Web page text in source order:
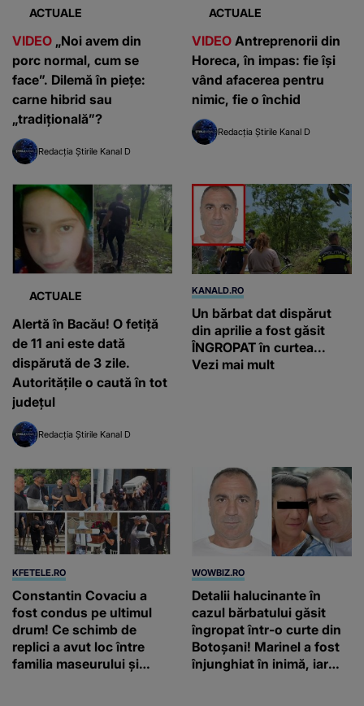
ACTUALE
VIDEO „Noi avem din
porc normal, cum se
face”. Dilemă în piețe:
carne hibrid sau
„tradițională”?
Redacția Știrile Kanal D
ACTUALE
VIDEO Antreprenorii din
Horeca, în impas: fie își
vând afacerea pentru
nimic, fie o închid
Redacția Știrile Kanal D
ACTUALE
Alertă în Bacău! O fetiță
de 11 ani este dată
dispărută de 3 zile.
Autoritățile o caută în tot
județul
Redacția Știrile Kanal D
KANALD.RO
Un bărbat dat dispărut
din aprilie a fost găsit
ÎNGROPAT în curtea...
Vezi mai mult
KFETELE.RO
Constantin Covaciu a
fost condus pe ultimul
drum! Ce schimb de
replici a avut loc între
familia maseurului și
WOWBIZ.RO
Detalii halucinante în
cazul bărbatului găsit
îngropat într-o curte din
Botoșani! Marinel a fost
înjunghiat în inimă, iar